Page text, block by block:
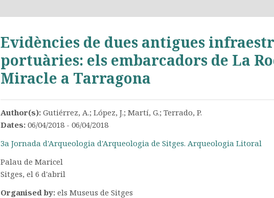
Evidències de dues antigues
portuàries: els embarcadors de La
Miracle a Tarragona
Author(s): Gutiérrez, A.; López, J.; Martí, G.; Terrado, P.
Dates: 06/04/2018 - 06/04/2018
3a Jornada d'Arqueologia d'Arqueologia de Sitges. Arqueologia Litoral
Palau de Maricel
Sitges, el 6 d'abril
Organised by: els Museus de Sitges